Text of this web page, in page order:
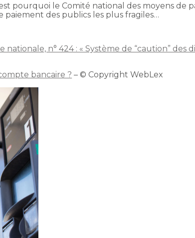
pourquoi le Comité national des moyens de
paiement des publics les plus fragiles…
n° 424 : « Système de “caution” des
bancaire ? – © Copyright WebLex